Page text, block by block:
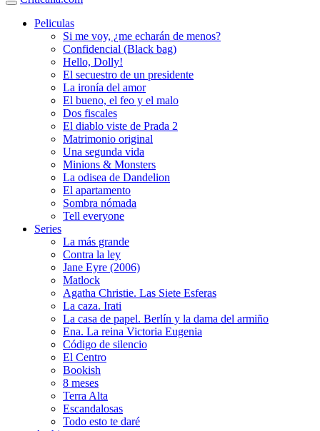
Peliculas
Si me voy, ¿me echarán de menos?
Confidencial (Black bag)
Hello, Dolly!
El secuestro de un presidente
La ironía del amor
El bueno, el feo y el malo
Dos fiscales
El diablo viste de Prada 2
Matrimonio original
Una segunda vida
Minions & Monsters
La odisea de Dandelion
El apartamento
Sombra nómada
Tell everyone
Series
La más grande
Contra la ley
Jane Eyre (2006)
Matlock
Agatha Christie. Las Siete Esferas
La caza. Irati
La casa de papel. Berlín y la dama del armiño
Ena. La reina Victoria Eugenia
Código de silencio
El Centro
Bookish
8 meses
Terra Alta
Escandalosas
Todo esto te daré